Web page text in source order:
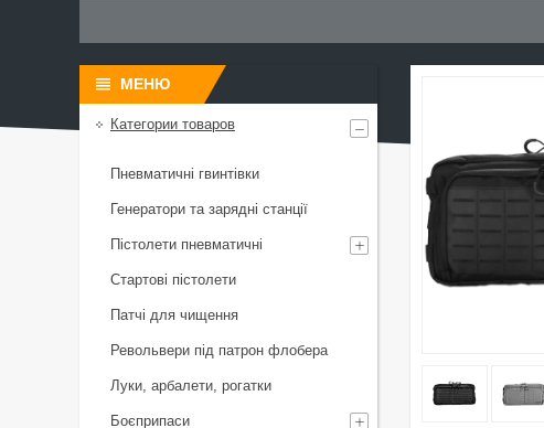
Категории товаров
Пневматичні гвинтівки
Генератори та зарядні станції
Пістолети пневматичні
Стартові пістолети
Патчі для чищення
Револьвери під патрон флобера
Луки, арбалети, рогатки
Боєприпаси